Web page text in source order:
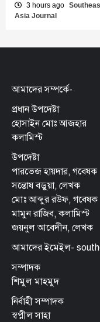
3 hours ago
Asia Journal
আমাদের সম্পর্কে-
প্রধান উপদেষ্টা
হোসাইন মোঃ আজহার
কলামিস্ট
উপদেষ্টা
পারভেজ হায়দার, গবেষক
সন্তোষ বড়ুয়া, লেখক
মোঃ আব্দুর রউফ, গবেষক
মামুন রাজিব, কলামিস্ট
জয়নুল আবেদীন, লেখক
আমাদের ইমেইল-
সম্পাদক
শিমুল মাহমুদ
নির্বাহী সম্পাদক
স্বপ্নীল সাহা